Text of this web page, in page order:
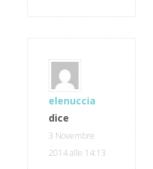
elenuccia
dice
3 Novembre
2014 alle 14:13